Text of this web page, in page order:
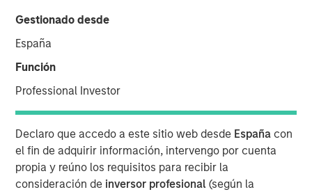
Gestionado desde
España
Función
Professional Investor
Declaro que accedo a este sitio web desde España con
el fin de adquirir información, intervengo por cuenta
propia y reúno los requisitos para recibir la
consideración de inversor profesional(según la
Michael Occi
Jeff Day
Managing Director
Christopher Remington
Managing Director